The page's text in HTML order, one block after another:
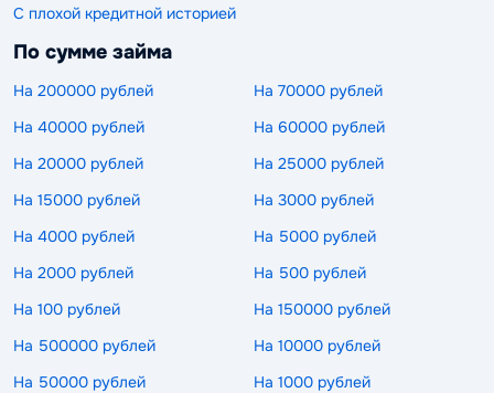
С плохой кредитной историей
По сумме займа
На 200000 рублей
На 70000 рублей
На 40000 рублей
На 60000 рублей
На 20000 рублей
На 25000 рублей
На 15000 рублей
На 3000 рублей
На 4000 рублей
На 5000 рублей
На 2000 рублей
На 500 рублей
На 100 рублей
На 150000 рублей
На 500000 рублей
На 10000 рублей
На 50000 рублей
На 1000 рублей